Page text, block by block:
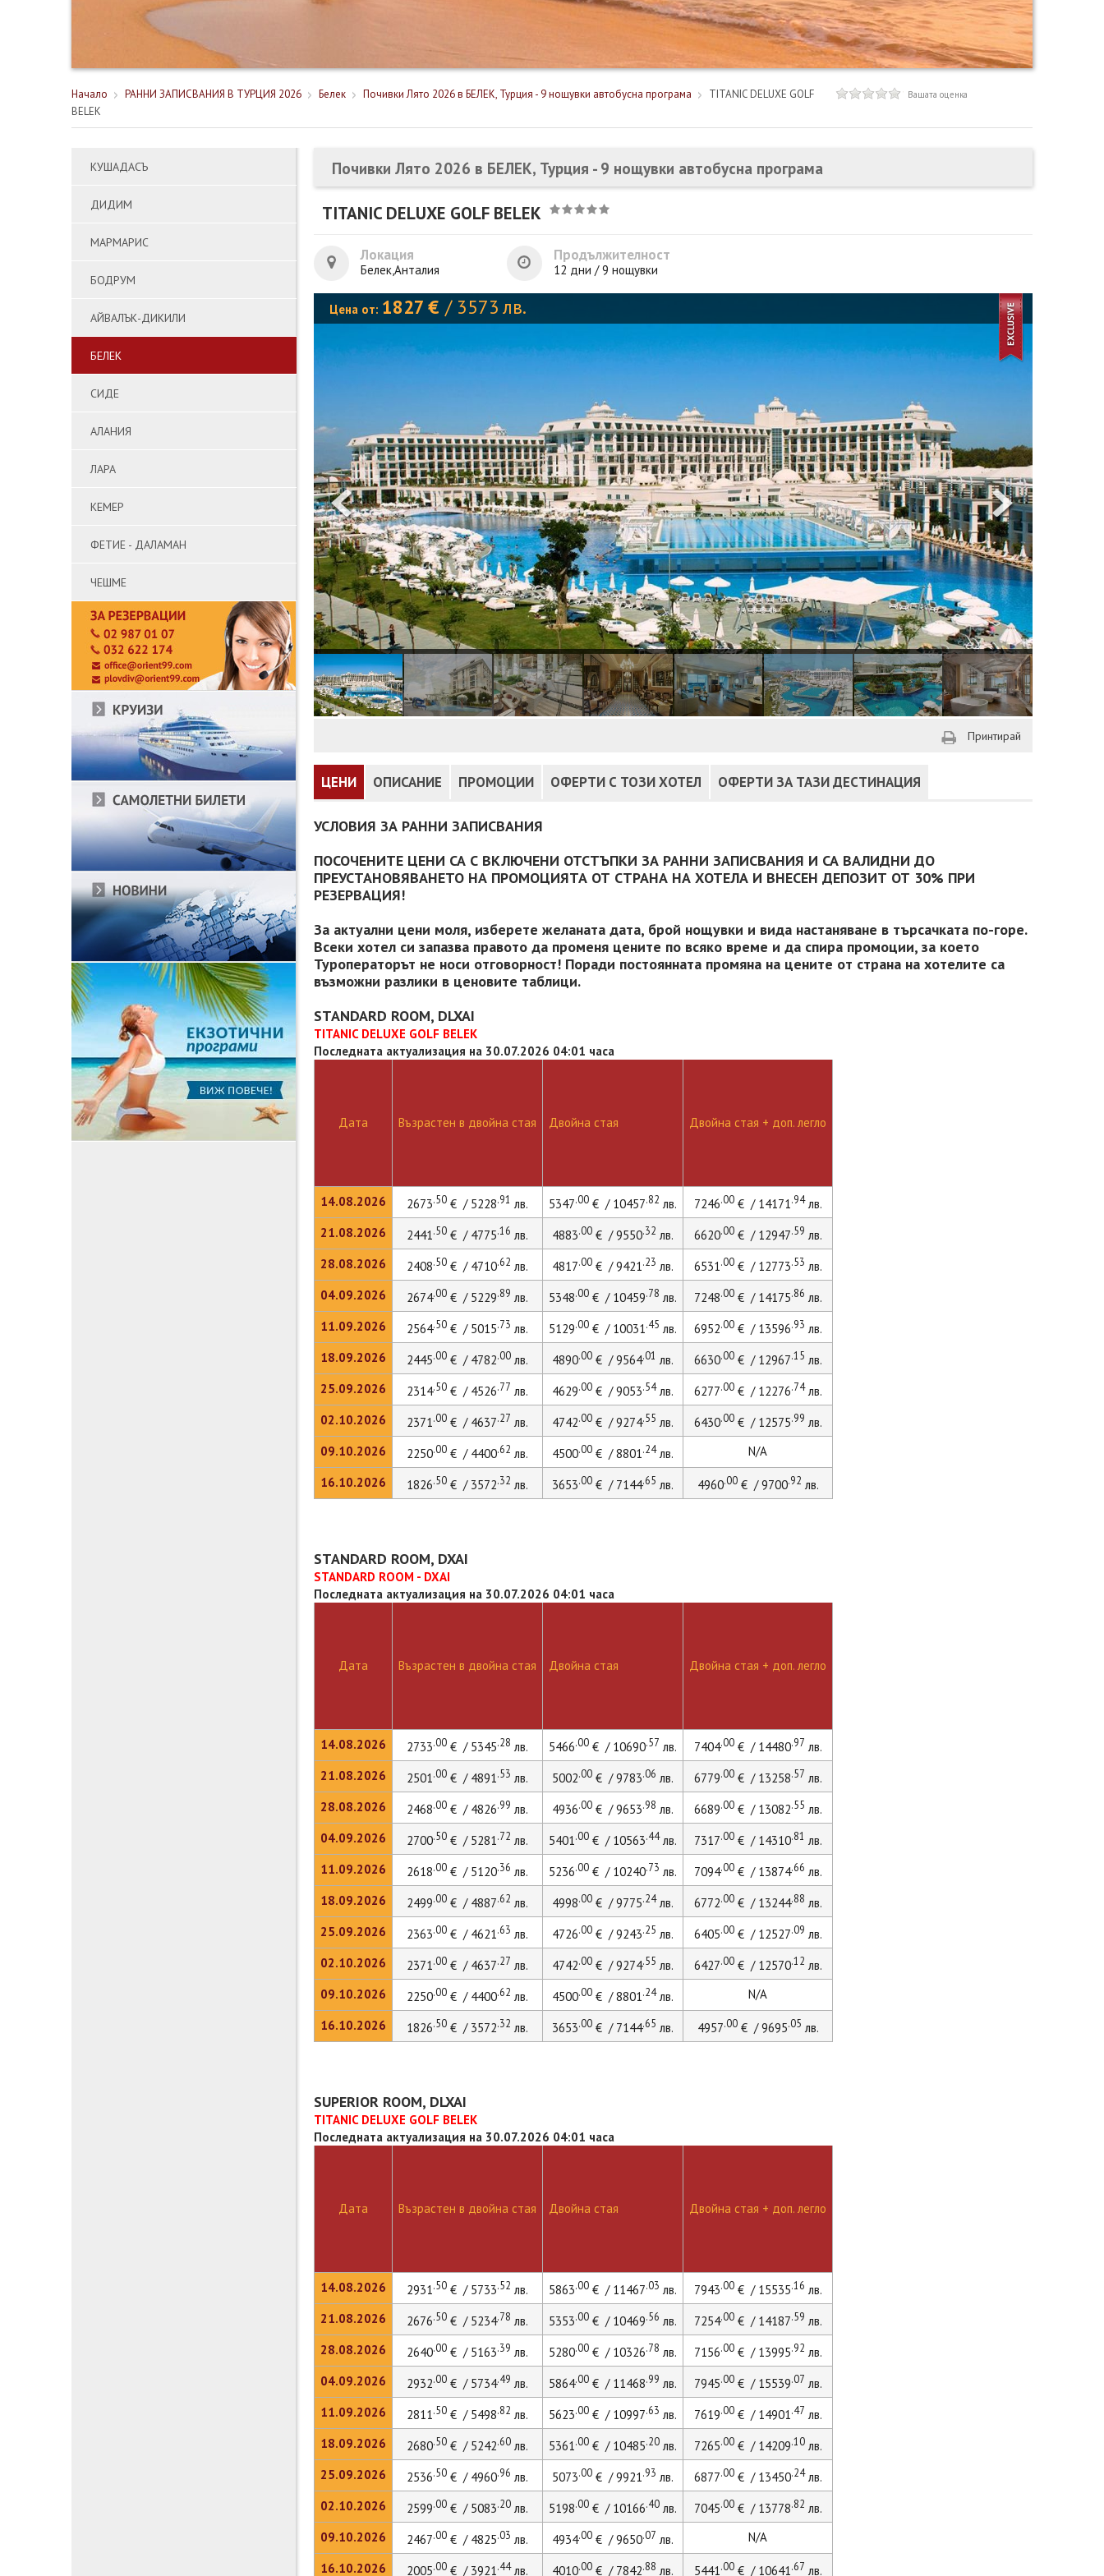
Начало РАННИ ЗАПИСВАНИЯ В ТУРЦИЯ 2026 Белек Почивки Лято 2026 в БЕЛЕК, Турция - 9 нощувки автобусна програма
TITANIC DELUXE GOLF
BELEK
Вашата оценка
КУШАДАСЪ
ДИДИМ
МАРМАРИС
БОДРУМ
АЙВАЛЪК-ДИКИЛИ
БЕЛЕК
СИДЕ
АЛАНИЯ
ЛАРА
КЕМЕР
ФЕТИЕ - ДАЛАМАН
ЧЕШМЕ
Почивки Лято 2026 в БЕЛЕК, Турция - 9 нощувки автобусна програма
TITANIC DELUXE GOLF BELEK
Локация
Белек,Анталия
Продължителност
12 дни / 9 нощувки
Цена от: 1827 € / 3573 лв.
Принтирай
ЦЕНИ ОПИСАНИЕ ПРОМОЦИИ ОФЕРТИ С ТОЗИ ХОТЕЛ ОФЕРТИ ЗА ТАЗИ ДЕСТИНАЦИЯ
УСЛОВИЯ ЗА РАННИ ЗАПИСВАНИЯ
ПОСОЧЕНИТЕ ЦЕНИ СА С ВКЛЮЧЕНИ ОТСТЪПКИ ЗА РАННИ ЗАПИСВАНИЯ И СА ВАЛИДНИ ДО
ПРЕУСТАНОВЯВАНЕТО НА ПРОМОЦИЯТА ОТ СТРАНА НА ХОТЕЛА И ВНЕСЕН ДЕПОЗИТ ОТ 30% ПРИ
РЕЗЕРВАЦИЯ!
За актуални цени моля, изберете желаната дата, брой нощувки и вида настаняване в търсачката по-горе.
Всеки хотел си запазва правото да променя цените по всяко време и да спира промоции, за което
Туроператорът не носи отговорност! Поради постоянната промяна на цените от страна на хотелите са
възможни разлики в ценовите таблици.
STANDARD ROOM, DLXAI
TITANIC DELUXE GOLF BELEK
Последната актуализация на 30.07.2026 04:01 часа
Дата
14.08.2026
21.08.2026
28.08.2026
04.09.2026
11.09.2026
18.09.2026
25.09.2026
02.10.2026
09.10.2026
16.10.2026
Възрастен в двойна стая Двойна стая Двойна стая + доп. легло
2673.50 € / 5228.91 лв. 5347.00 € / 10457.82 лв. 7246.00€ / 14171.94лв.
2441.50 € / 4775.16 лв. 4883.00 € / 9550.32 лв. 6620.00€ / 12947.59 лв.
2408.50 € / 4710.62 лв. 4817.00 € / 9421.23 лв. 6531.00€ / 12773.53 лв.
2674.00 € / 5229.89 лв. 5348.00 € / 10459.78 лв. 7248.00€ / 14175.86 лв.
2564.50 € / 5015.73 лв. 5129.00 € / 10031.45 лв. 6952.00€ / 13596.93 лв.
2445.00 € / 4782.00 лв. 4890.00 € / 9564.01 лв. 6630.00€ / 12967.15 лв.
2314.50 € / 4526.77 лв. 4629.00 € / 9053.54лв. 6277.00€ / 12276.74лв.
2371.00 € / 4637.27 лв. 4742.00 € / 9274.55 лв. 6430.00€ / 12575.99 лв.
2250.00 € / 4400.62 лв. 4500.00 € / 8801.24лв. N/A
1826.50 € / 3572.32 лв. 3653.00 € / 7144.65 лв. 4960.00€ / 9700.92 лв.
STANDARD ROOM, DXAI
STANDARD ROOM - DXAI
Последната актуализация на 30.07.2026 04:01 часа
Дата
14.08.2026
21.08.2026
28.08.2026
04.09.2026
11.09.2026
18.09.2026
25.09.2026
02.10.2026
09.10.2026
16.10.2026
Възрастен в двойна стая Двойна стая Двойна стая + доп. легло
2733.00 € / 5345.28 лв. 5466.00 € / 10690.57 лв. 7404.00€ / 14480.97 лв.
2501.00 € / 4891.53 лв. 5002.00 € / 9783.06 лв. 6779.00€ / 13258.57 лв.
2468.00 € / 4826.99 лв. 4936.00 € / 9653.98 лв. 6689.00€ / 13082.55 лв.
2700.50 € / 5281.72 лв. 5401.00 € / 10563.44лв. 7317.00€ / 14310.81 лв.
2618.00 € / 5120.36 лв. 5236.00 € / 10240.73 лв. 7094.00€ / 13874.66 лв.
2499.00 € / 4887.62 лв. 4998.00 € / 9775.24лв. 6772.00€ / 13244.88 лв.
2363.00 € / 4621.63 лв. 4726.00 € / 9243.25 лв. 6405.00€ / 12527.09 лв.
2371.00 € / 4637.27 лв. 4742.00 € / 9274.55 лв. 6427.00€ / 12570.12 лв.
2250.00 € / 4400.62 лв. 4500.00 € / 8801.24лв. N/A
1826.50 € / 3572.32 лв. 3653.00 € / 7144.65 лв. 4957.00€ / 9695.05 лв.
SUPERIOR ROOM, DLXAI
TITANIC DELUXE GOLF BELEK
Последната актуализация на 30.07.2026 04:01 часа
Дата
14.08.2026
21.08.2026
28.08.2026
04.09.2026
11.09.2026
18.09.2026
25.09.2026
02.10.2026
09.10.2026
16.10.2026
Възрастен в двойна стая Двойна стая Двойна стая + доп. легло
2931.50 € / 5733.52 лв. 5863.00 € / 11467.03 лв. 7943.00€ / 15535.16 лв.
2676.50 € / 5234.78 лв. 5353.00 € / 10469.56 лв. 7254.00€ / 14187.59 лв.
2640.00 € / 5163.39 лв. 5280.00 € / 10326.78 лв. 7156.00€ / 13995.92 лв.
2932.00 € / 5734.49 лв. 5864.00 € / 11468.99 лв. 7945.00€ / 15539.07 лв.
2811.50 € / 5498.82 лв. 5623.00 € / 10997.63 лв. 7619.00€ / 14901.47 лв.
2680.50 € / 5242.60 лв. 5361.00 € / 10485.20 лв. 7265.00€ / 14209.10лв.
2536.50 € / 4960.96 лв. 5073.00 € / 9921.93 лв. 6877.00€ / 13450.24лв.
2599.00 € / 5083.20 лв. 5198.00 € / 10166.40 лв. 7045.00€ / 13778.82 лв.
2467.00 € / 4825.03 лв. 4934.00 € / 9650.07 лв. N/A
2005.00 € / 3921.44лв. 4010.00 € / 7842.88 лв. 5441.00€ / 10641.67 лв.